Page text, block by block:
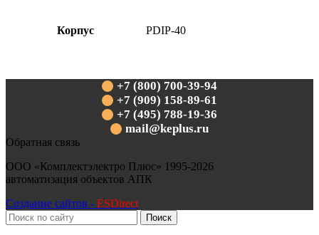
Корпус PDIP-40
+7 (800) 700-39-94
+7 (909) 158-89-61
+7 (495) 788-19-36
mail@keplus.ru
Обратная связь
ООО «Комплектэлектро Плюс» 1995-2026
автоматизация объектов АПК
Создание сайтов - ESDirect
Поиск